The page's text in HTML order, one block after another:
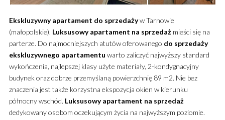
Ekskluzywny apartament do sprzedażyw Tarnowie
(małopolskie). Luksusowy apartament na sprzedażmieści się na
parterze. Do najmocniejszych atutów oferowanego do sprzedaży
ekskluzywnego apartamentu warto zaliczyć najwyższy standard
wykończenia, najlepszej klasy użyte materiały, 2-kondygnacyjny
budynek oraz dobrze przemyślaną powierzchnię 89 m2. Nie bez
znaczenia jest także korzystna ekspozycja okien w kierunku
północny wschód. Luksusowy apartament na sprzedaż
dedykowany osobom oczekującym życia na najwyższym poziomie.